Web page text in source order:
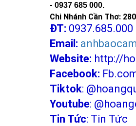
- 0937 685 000.
Chi Nhánh Cần Thơ:
ĐT:
Email:
Website: http://
Facebook:
Tiktok:
Youtube:
Tin Tức: Tin Tức